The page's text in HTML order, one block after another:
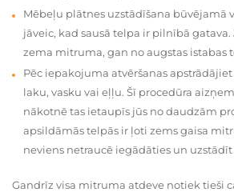
Mēbeļu plātnes uzstādīšana būvējamā
jāveic, kad sausā telpa ir pilnībā gatava.
zema mitruma, gan no augstas istabas
Pēc iepakojuma atvēršanas
laku, vasku vai eļļu. Šī procedūra
nākotnē tas ietaupīs jūs no daudzām
apsildāmās telpās ir ļoti zems gaisa
neviens netraucē iegādāties un
Gandrīz visa mitruma atdeve notiek tieši